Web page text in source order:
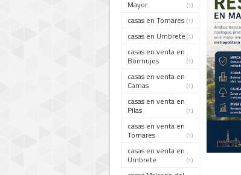
Mayor (1)
casas en Tomares (1)
casas en Umbrete (1)
casas en venta en
Bormujos (1)
casas en venta en
Camas (1)
casas en venta en
Pilas (1)
casas en venta en
Tomares (1)
casas en venta en
Umbrete (1)